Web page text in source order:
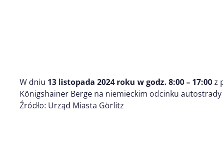
W dniu 13 listopada 2024 roku w godz. 8:00 – 17:00z
Königshainer Berge na niemieckim odcinku autostrady
Źródło: Urząd Miasta Görlitz